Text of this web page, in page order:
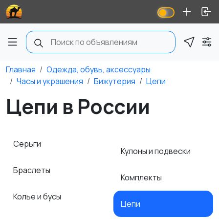
Главная
Одежда, обувь, аксессуары
Часы и украшения
Бижутерия Цепи
Цепи в России
Серьги
Браслеты
Колье и бусы
Кулоны и подвески
Комплекты
Цепи